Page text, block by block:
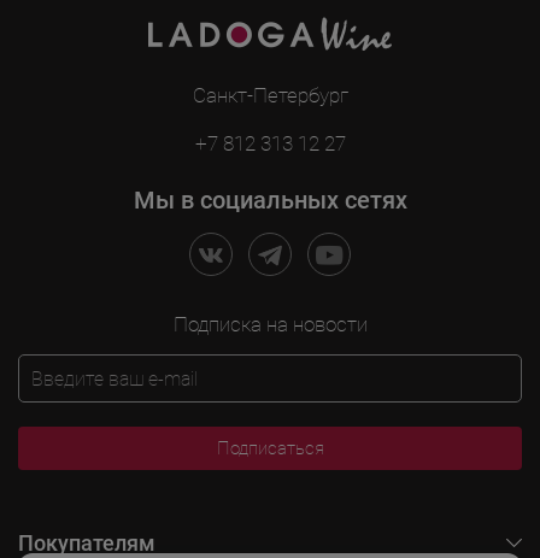
Санкт-Петербург
+7 812 313 12 27
Мы в социальных сетях
Подписка на новости
Подписаться
Покупателям